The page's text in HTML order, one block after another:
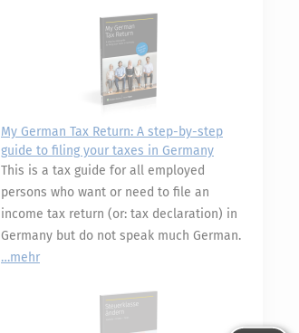
My German Tax Return: A step-by-step
guide to filing your taxes in Germany
This is a tax guide for all employed
persons who want or need to file an
income tax return (or: tax declaration) in
Germany but do not speak much German.
mehr